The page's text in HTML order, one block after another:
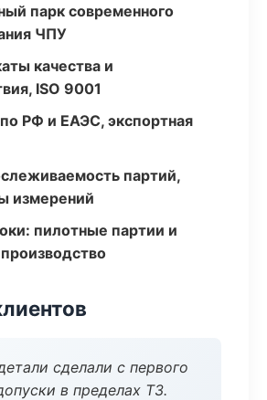
парк современного
ЧПУ
качества и
ISO 9001
РФ и ЕАЭС, экспортная
партий,
измерений
пилотные партии и
сделали с первого
в пределах ТЗ.